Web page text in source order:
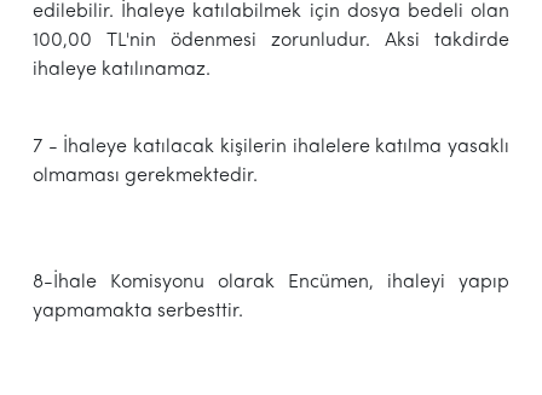
edilebilir. İhaleye katılabilmek için dosya bedeli olan
100,00 TL'nin ödenmesi zorunludur. Aksi takdirde
ihaleye katılınamaz.
7 - İhaleye katılacak kişilerin ihalelere katılma yasaklı
olmaması gerekmektedir.
8-İhale Komisyonu olarak Encümen, ihaleyi yapıp
yapmamakta serbesttir.